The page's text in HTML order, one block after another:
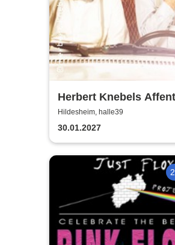
Herbert Knebels
- Voll Karacho!
Hildesheim, halle39
30.01.2027